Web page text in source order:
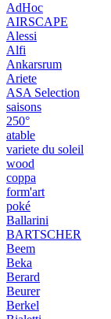
AdHoc
AIRSCAPE
Alessi
Alfi
Ankarsrum
Ariete
ASA Selection
saisons
250°
atable
variete du soleil
wood
coppa
form'art
poké
Ballarini
BARTSCHER
Beem
Beka
Berard
Beurer
Berkel